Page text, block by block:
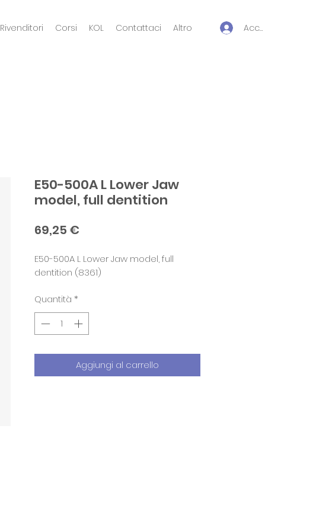
Rivenditori Corsi KOL Contattaci Altro Accedi
E50-500A L Lower Jaw
model, full dentition
69,25 €
E50-500A L Lower Jaw model, full
dentition (8361)
Quantità *
Aggiungi al carrello